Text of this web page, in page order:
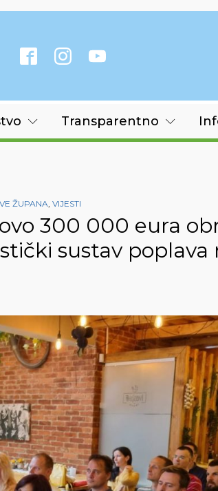
Transparentno
ŽUPANA, VIJESTI
300 000 eura
sustav poplava